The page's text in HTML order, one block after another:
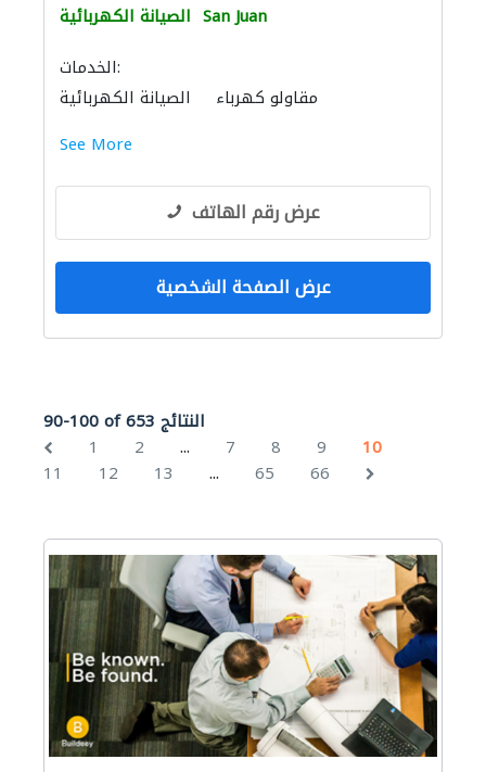
الصيانة الكهربائية San Juan
الخدمات:
الصيانة الكهربائية
مقاولو كهرباء
See More
عرض رقم الهاتف
عرض الصفحة الشخصية
90-100 of 653 النتائج
1
2 ... 7 8 9
10
11
12 13 ... 65 66